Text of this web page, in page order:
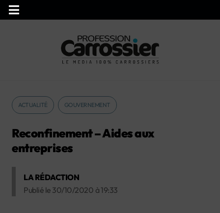
ACTUALITÉ GOUVERNEMENT
Reconfinement – Aides aux
entreprises
LA RÉDACTION
Publié le 30/10/2020 à 19:33